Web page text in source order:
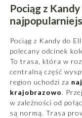
Pociąg z
Pociąg z Kandy do
polecany odcinek
To trasa, która w
centralną część
region uchodzi za
krajobrazowo.
w zależności od
są normą. Trasa